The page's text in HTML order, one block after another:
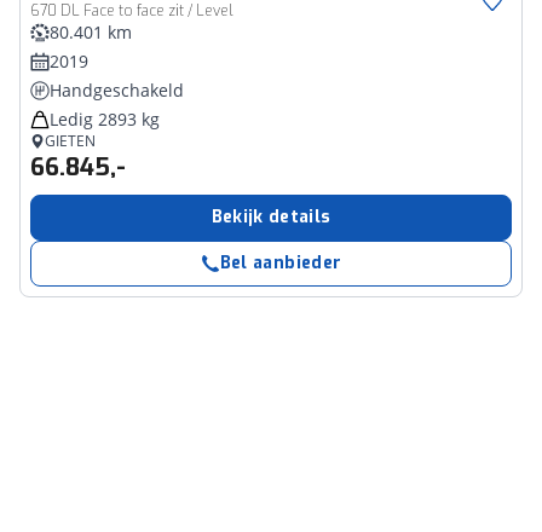
670 DL Face to face zit / Level
80.401 km
2019
Handgeschakeld
Ledig 2893 kg
GIETEN
66.845,-
Bekijk details
Bel aanbieder